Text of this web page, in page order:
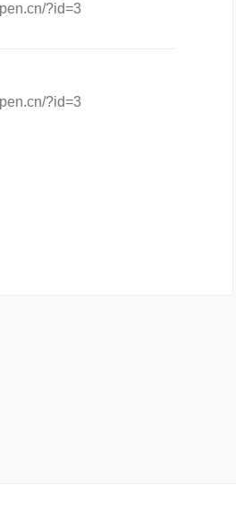
?id=3
?id=3